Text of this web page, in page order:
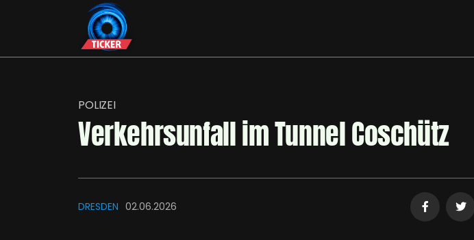
POLIZEI
Verkehrsunfall im Tunnel Coschütz
DRESDEN 02.06.2026